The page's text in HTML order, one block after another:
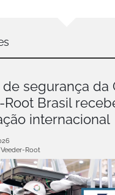
de segurança da
Root Brasil
internacional
Root